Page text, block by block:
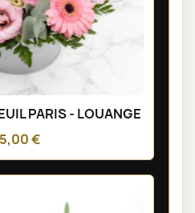
PARIS - LOUANGE
€